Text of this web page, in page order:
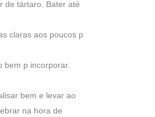
de tártaro. Bater até
claras aos poucos p
bem p incorporar.
bem e levar ao
na hora de